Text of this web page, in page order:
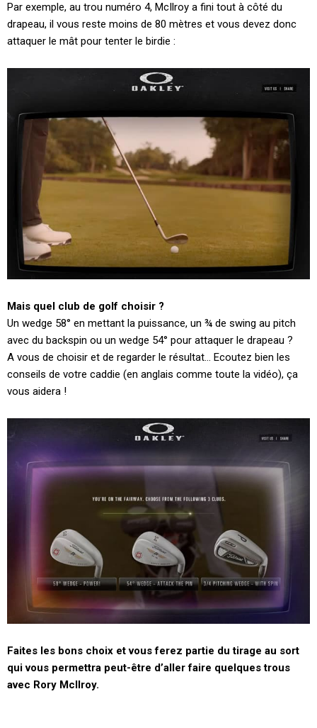
Par exemple, au trou numéro 4, McIlroy a fini tout à côté du
drapeau, il vous reste moins de 80 mètres et vous devez donc
attaquer le mât pour tenter le birdie :
Mais quel club de golf choisir ?
Un wedge 58° en mettant la puissance, un ¾ de swing au pitch
avec du backspin ou un wedge 54° pour attaquer le drapeau ?
A vous de choisir et de regarder le résultat… Ecoutez bien les
conseils de votre caddie (en anglais comme toute la vidéo), ça
vous aidera !
Faites les bons choix et vous ferez partie du tirage au sort
qui vous permettra peut-être d’aller faire quelques trous
avec Rory McIlroy.